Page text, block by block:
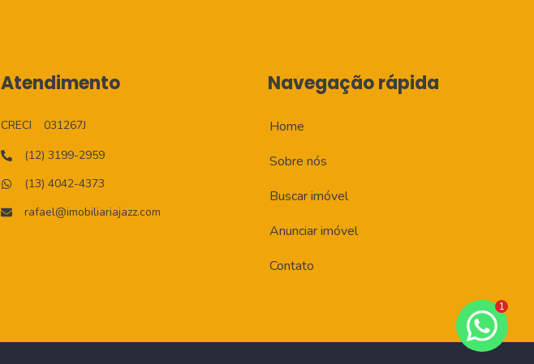
Atendimento
CRECI
031267J
(12) 3199-2959
(13) 4042-4373
rafael@imobiliariajazz.com
Navegação rápida
Home
Sobre nós
Buscar imóvel
Anunciar imóvel
Contato
1